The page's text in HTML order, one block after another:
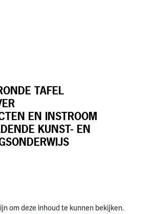
TAFEL
EN INSTROOM
KUNST- EN
om deze inhoud te kunnen bekijken.